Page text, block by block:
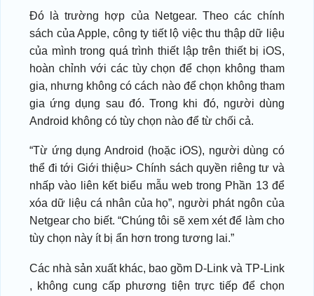
Đó là trường hợp của Netgear. Theo các chính
sách của Apple, công ty tiết lộ việc thu thập dữ liệu
của mình trong quá trình thiết lập trên thiết bị iOS,
hoàn chỉnh với các tùy chọn để chọn không tham
gia, nhưng không có cách nào để chọn không tham
gia ứng dụng sau đó. Trong khi đó, người dùng
Android không có tùy chọn nào để từ chối cả.
“Từ ứng dụng Android (hoặc iOS), người dùng có
thể đi tới Giới thiệu> Chính sách quyền riêng tư và
nhấp vào liên kết biểu mẫu web trong Phần 13 để
xóa dữ liệu cá nhân của họ”, người phát ngôn của
Netgear cho biết. “Chúng tôi sẽ xem xét để làm cho
tùy chọn này ít bị ẩn hơn trong tương lai.”
Các nhà sản xuất khác, bao gồm D-Link và TP-Link
, không cung cấp phương tiện trực tiếp để chọn